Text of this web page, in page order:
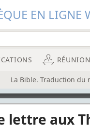
EN
La Bible. Traduction du
lettre aux